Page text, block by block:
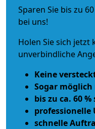
Sparen Sie bis zu
bei uns!
Holen Sie sich jetzt
unverbindliche
Keine
Sogar
bis zu ca. 60 %
professionelle
schnelle